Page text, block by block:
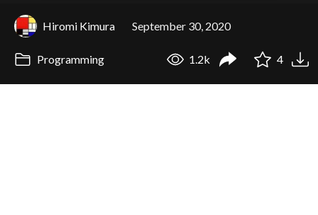
Hiromi Kimura September 30, 2020
Programming 1.2k 4